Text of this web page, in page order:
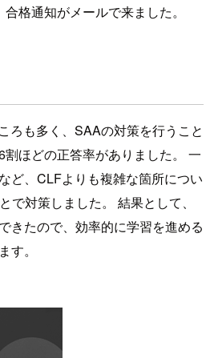
格通知がメールで来ました。
ろも多く、SAAの対策を行うこと
ほどの正答率がありました。 一
ど、CLFよりも複雑な箇所につい
で対策しました。 結果として、
きたので、効率的に学習を進める
す。